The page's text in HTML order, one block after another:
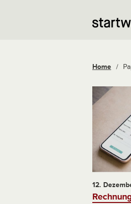
Home /
12.